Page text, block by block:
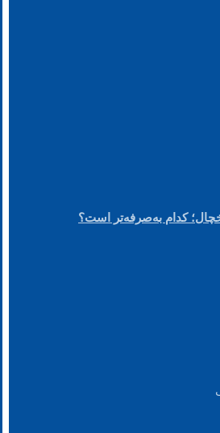
کدام به‌صرفه‌تر است؟